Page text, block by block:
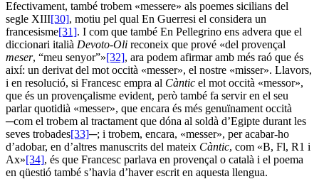
Efectivament, també trobem «messere» als poemes sicilians del
segle XIII[30], motiu pel qual En Guerresi el considera un
francesisme[31]. I com que també En Pellegrino ens advera que el
diccionari italià Devoto-Oli reconeix que prové «del provençal
meser, “meu senyor”»[32], ara podem afirmar amb més raó que és
així: un derivat del mot occità «messer», el nostre «misser». Llavors,
i en resolució, si Francesc empra al Càntic el mot occità «messor»,
que és un provençalisme evident, però també fa servir en el seu
parlar quotidià «messer», que encara és més genuïnament occità
─com el trobem al tractament que dóna al soldà d’Egipte durant les
seves trobades[33]─; i trobem, encara, «messer», per acabar-ho
d’adobar, en d’altres manuscrits del mateix Càntic, com «B, Fl, R1 i
Ax»[34], és que Francesc parlava en provençal o català i el poema
en qüestió també s’havia d’haver escrit en aquesta llengua.